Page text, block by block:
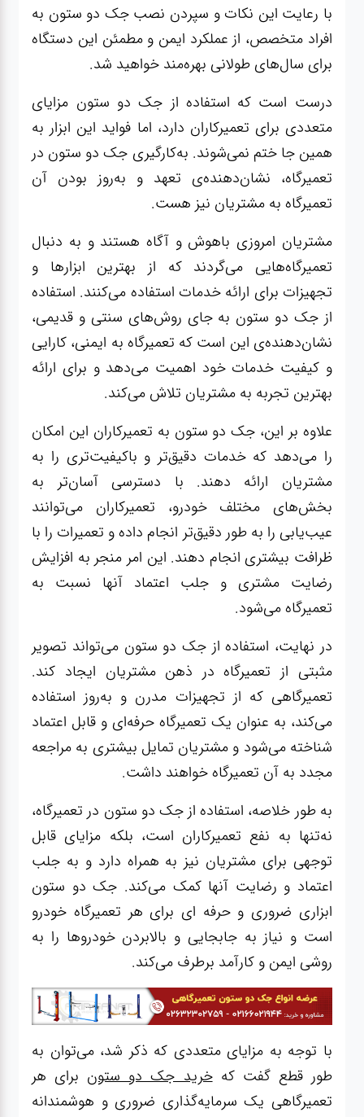
با رعایت این نکات و سپردن نصب جک دو ستون به
افراد متخصص، از عملکرد ایمن و مطمئن این دستگاه
برای سال‌های طولانی بهره‌مند خواهید شد.
درست است که استفاده از جک دو ستون مزایای
متعددی برای تعمیرکاران دارد، اما فواید این ابزار به
همین جا ختم نمی‌شوند. به‌کارگیری جک دو ستون در
تعمیرگاه، نشان‌دهنده‌ی تعهد و به‌روز بودن آن
تعمیرگاه به مشتریان نیز هست.
مشتریان امروزی باهوش و آگاه هستند و به دنبال
تعمیرگاه‌هایی می‌گردند که از بهترین ابزارها و
تجهیزات برای ارائه خدمات استفاده می‌کنند. استفاده
از جک دو ستون به جای روش‌های سنتی و قدیمی،
نشان‌دهنده‌ی این است که تعمیرگاه به ایمنی، کارایی
و کیفیت خدمات خود اهمیت می‌دهد و برای ارائه
بهترین تجربه به مشتریان تلاش می‌کند.
علاوه بر این، جک دو ستون به تعمیرکاران این امکان
را می‌دهد که خدمات دقیق‌تر و باکیفیت‌تری را به
مشتریان ارائه دهند. با دسترسی آسان‌تر به
بخش‌های مختلف خودرو، تعمیرکاران می‌توانند
عیب‌یابی را به طور دقیق‌تر انجام داده و تعمیرات را با
ظرافت بیشتری انجام دهند. این امر منجر به افزایش
رضایت مشتری و جلب اعتماد آنها نسبت به
تعمیرگاه می‌شود.
در نهایت، استفاده از جک دو ستون می‌تواند تصویر
مثبتی از تعمیرگاه در ذهن مشتریان ایجاد کند.
تعمیرگاهی که از تجهیزات مدرن و به‌روز استفاده
می‌کند، به عنوان یک تعمیرگاه حرفه‌ای و قابل اعتماد
شناخته می‌شود و مشتریان تمایل بیشتری به مراجعه
مجدد به آن تعمیرگاه خواهند داشت.
به طور خلاصه، استفاده از جک دو ستون در تعمیرگاه،
نه‌تنها به نفع تعمیرکاران است، بلکه مزایای قابل
توجهی برای مشتریان نیز به همراه دارد و به جلب
اعتماد و رضایت آنها کمک می‌کند. جک دو ستون
ابزاری ضروری و حرفه ای برای هر تعمیرگاه خودرو
است و نیاز به جابجایی و بالابردن خودروها را به
روشی ایمن و کارآمد برطرف می‌کند.
با توجه به مزایای متعددی که ذکر شد، می‌توان به
طور قطع گفت که خرید جک دو ستون برای هر
تعمیرگاهی یک سرمایه‌گذاری ضروری و هوشمندانه